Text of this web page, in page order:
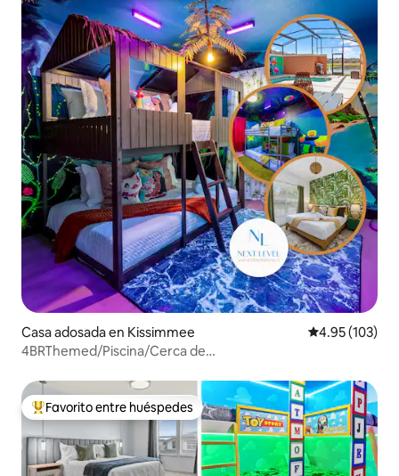
Casa adosada en Kissimmee Calificación
4.95 (103)
4BRThemed/Piscina/Cerca de
Favorito entre huéspedes preferido
Favorito entre huéspedes